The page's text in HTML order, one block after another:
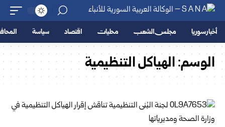
أخبار سوريا مجلس الشعب محليات اقتصاد سياسة
الوسم:الهياكل التنظيمية